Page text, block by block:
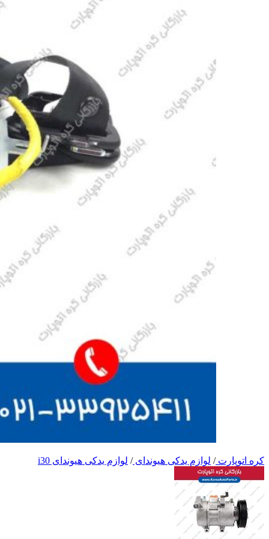
کره اتوپارت/ لوازم یدکی هیوندای/ لوازم یدکی هیوندای i30